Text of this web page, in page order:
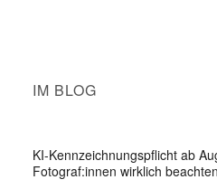
IM BLOG
KI-Kennzeichnungspflicht ab
Fotograf:innen wirklich